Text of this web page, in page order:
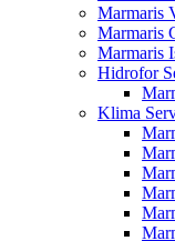
Marmaris
Marmaris
Marmaris
Hidrofor
Klima